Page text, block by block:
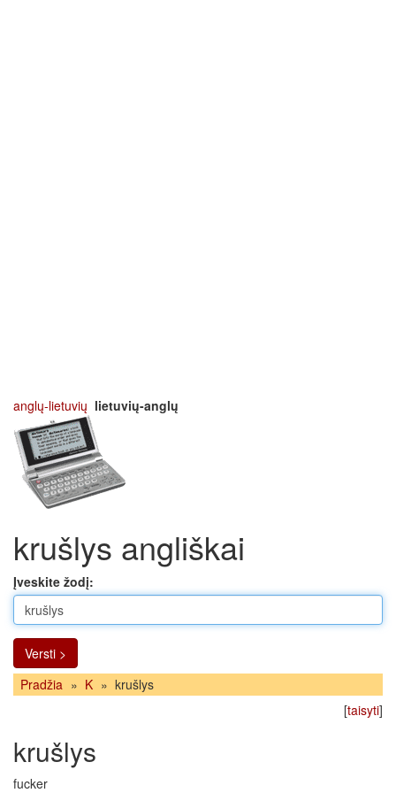
anglų-lietuvių lietuvių-anglų
krušlys angliškai
Įveskite žodį:
Versti >
Pradžia » K » krušlys
[taisyti]
krušlys
fucker